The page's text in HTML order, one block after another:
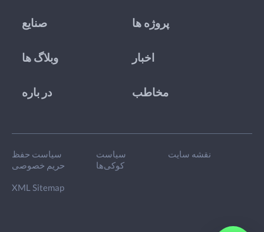
صنایع پروژه ها
وبلاگ ها اخبار
در باره مخاطب
سیاست حفظ
حریم خصوصی
سیاست
کوکی‌ها
نقشه سایت
XML Sitemap